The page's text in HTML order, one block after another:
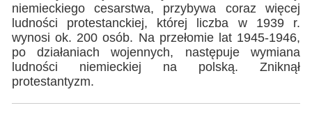
niemieckiego cesarstwa, przybywa coraz więcej
ludności protestanckiej, której liczba w 1939 r.
wynosi ok. 200 osób. Na przełomie lat 1945-1946,
po działaniach wojennych, następuje wymiana
ludności niemieckiej na polską. Zniknął
protestantyzm.